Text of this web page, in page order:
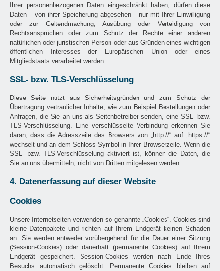
Ihrer personenbezogenen Daten eingeschränkt haben, dürfen diese
Daten – von ihrer Speicherung abgesehen – nur mit Ihrer Einwilligung
oder zur Geltendmachung, Ausübung oder Verteidigung von
Rechtsansprüchen oder zum Schutz der Rechte einer anderen
natürlichen oder juristischen Person oder aus Gründen eines wichtigen
öffentlichen Interesses der Europäischen Union oder eines
Mitgliedstaats verarbeitet werden.
SSL- bzw. TLS-Verschlüsselung
Diese Seite nutzt aus Sicherheitsgründen und zum Schutz der
Übertragung vertraulicher Inhalte, wie zum Beispiel Bestellungen oder
Anfragen, die Sie an uns als Seitenbetreiber senden, eine SSL- bzw.
TLS-Verschlüsselung. Eine verschlüsselte Verbindung erkennen Sie
daran, dass die Adresszeile des Browsers von „http://“ auf „https://“
wechselt und an dem Schloss-Symbol in Ihrer Browserzeile. Wenn die
SSL- bzw. TLS-Verschlüsselung aktiviert ist, können die Daten, die
Sie an uns übermitteln, nicht von Dritten mitgelesen werden.
4. Datenerfassung auf dieser Website
Cookies
Unsere Internetseiten verwenden so genannte „Cookies“. Cookies sind
kleine Datenpakete und richten auf Ihrem Endgerät keinen Schaden
an. Sie werden entweder vorübergehend für die Dauer einer Sitzung
(Session-Cookies) oder dauerhaft (permanente Cookies) auf Ihrem
Endgerät gespeichert. Session-Cookies werden nach Ende Ihres
Besuchs automatisch gelöscht. Permanente Cookies bleiben auf